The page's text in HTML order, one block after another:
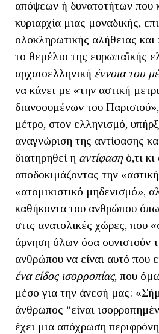
απόψεων ή δυνατοτήτων που
κυριαρχία μιας μοναδικής,
ολοκληρωτικής αλήθειας
το θεμέλιο της ευρωπαϊκής
αρχαιοελληνική έννοια του
να κάνει με «την αστική
διανοουμένων του
μέτρο, στον ελληνισμό,
αναγνώριση της αντίφασης
διατηρηθεί η αντίφασηό,τι
αποδοκιμάζοντας την
«ατομικιστικό μηδενισμό»,
καθήκοντα του ανθρώπου
στις ανατολικές χώρες, που
άρνηση όλων όσα συνιστούν
ανθρώπου να είναι αυτό που
ένα είδος ισορροπίας, που
μέσο για την άνεσή μας:
άνθρωπος “είναι
έχει μια απόχρωση